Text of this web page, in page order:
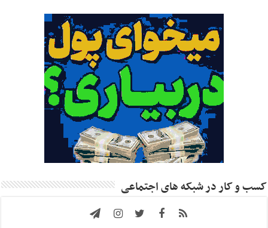
کسب و کار در شبکه های اجتماعی